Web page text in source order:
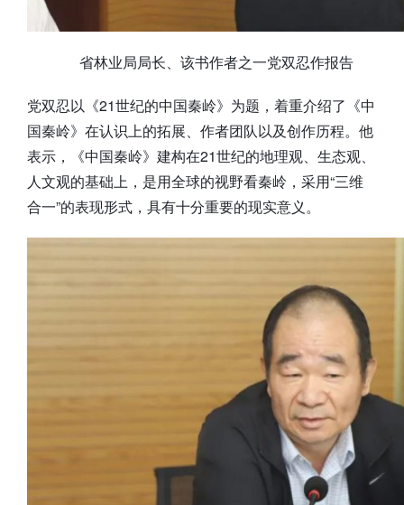
省林业局局长、该书作者之一党双忍作报告
党双忍以《21世纪的中国秦岭》为题，着重介绍了《中
国秦岭》在认识上的拓展、作者团队以及创作历程。他
表示，《中国秦岭》建构在21世纪的地理观、生态观、
人文观的基础上，是用全球的视野看秦岭，采用“三维
合一”的表现形式，具有十分重要的现实意义。